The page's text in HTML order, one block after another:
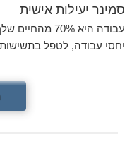
סמינר יעילות אישית
עבודה היא
יחסי עבודה, לטפל